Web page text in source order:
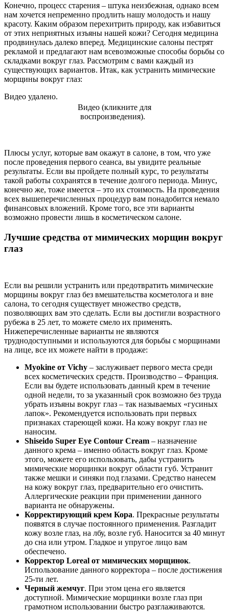
Конечно, процесс старения – штука неизбежная, однако всем
нам хочется непременно продлить нашу молодость и нашу
красоту. Каким образом перехитрить природу, как избавиться
от этих неприятных изъяны нашей кожи? Сегодня медицина
продвинулась далеко вперед. Медицинские салоны пестрят
рекламой и предлагают нам всевозможные способы борьбы со
складками вокруг глаз. Рассмотрим с вами каждый из
существующих вариантов. Итак, как устранить мимические
морщины вокруг глаз:
Видео удалено.
Видео (кликните для
воспроизведения).
Плюсы услуг, которые вам окажут в салоне, в том, что уже
после проведения первого сеанса, вы увидите реальные
результаты. Если вы пройдете полный курс, то результаты
такой работы сохранятся в течение долгого периода. Минус,
конечно же, тоже имеется – это их стоимость. На проведения
всех вышеперечисленных процедур вам понадобится немало
финансовых вложений. Кроме того, все эти варианты
возможно провести лишь в косметическом салоне.
Лучшие средства от мимических морщин вокруг
глаз
Если вы решили устранить или предотвратить мимические
морщины вокруг глаз без вмешательства косметолога и вне
салона, то сегодня существует множество средств,
позволяющих вам это сделать. Если вы достигли возрастного
рубежа в 25 лет, то можете смело их применять.
Нижеперечисленные варианты не являются
труднодоступными и используются для борьбы с морщинами
на лице, все их можете найти в продаже:
Myokine от Vichy – заслуживает первого места среди
всех косметических средств. Производство – Франция.
Если вы будете использовать данный крем в течение
одной недели, то за указанный срок возможно без труда
убрать изъяны вокруг глаз – так называемых «гусиных
лапок». Рекомендуется использовать при первых
признаках стареющей кожи. На кожу вокруг глаз не
наносим.
Shiseido Super Eye Contour Cream – назначение
данного крема – именно область вокруг глаз. Кроме
этого, можете его использовать, дабы устранить
мимические морщинки вокруг области губ. Устранит
также мешки и синяки под глазами. Средство нанесем
на кожу вокруг глаз, предварительно его очистить.
Аллергические реакции при применении данного
варианта не обнаружены.
Корректирующий крем Кора. Прекрасные результаты
появятся в случае постоянного применения. Разгладит
кожу возле глаз, на лбу, возле губ. Наносится за 40 минут
до сна или утром. Гладкое и упругое лицо вам
обеспечено.
Корректор Loreal от мимических морщинок.
Использование данного корректора – после достижения
25-ти лет.
Черный жемчуг. При этом цена его является
доступной. Мимические морщинки возле глаз при
грамотном использовании быстро разглаживаются.